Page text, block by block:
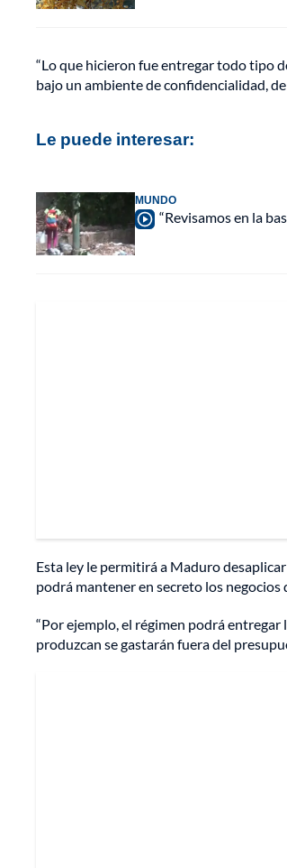
“Lo que hicieron fue entregar todo tipo
bajo un ambiente de confidencialidad,
Le puede interesar:
MUNDO
“Revisamos en la
Esta ley le permitirá a Maduro
podrá mantener en secreto los negocios
“Por ejemplo, el régimen podrá
produzcan se gastarán fuera del